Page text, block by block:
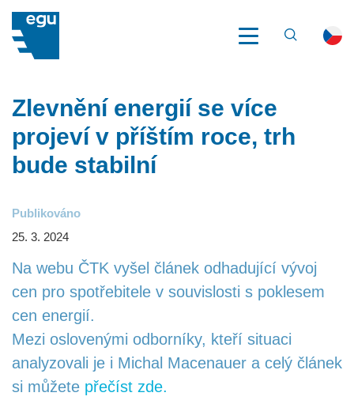
CO DĚLÁME
REFERENCE
KARIÉRA
EGU
TRH BUDE STABILNÍ
Zlevnění energií se více
projeví v příštím roce, trh
bude stabilní
Publikováno
25. 3. 2024
Na webu ČTK vyšel článek odhadující vývoj
cen pro spotřebitele v souvislosti s poklesem
cen energií.
Mezi oslovenými odborníky, kteří situaci
analyzovali je i Michal Macenauer a celý článek
si můžete přečíst zde.